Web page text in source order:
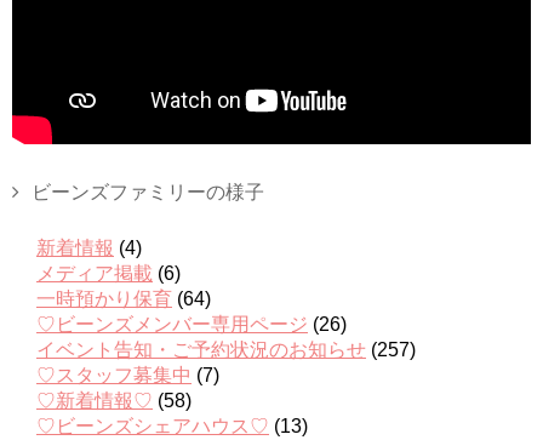
ビーンズファミリーの様子
新着情報 (4)
メディア掲載 (6)
一時預かり保育 (64)
♡ビーンズメンバー専用ページ (26)
イベント告知・ご予約状況のお知らせ (257)
♡スタッフ募集中 (7)
♡新着情報♡ (58)
♡ビーンズシェアハウス♡ (13)